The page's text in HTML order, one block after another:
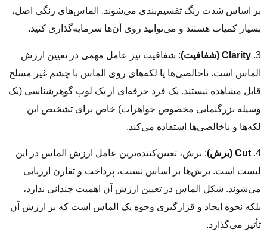
بر اساس شدت رنگ تقسیم‌بندی می‌شوند. الماس‌های رنگی اصل،
بسیار کمیاب هستند و می‌توانید روی آن‌ها سرمایه‌گذاری کنید.
3.
: شفافیت نیز عامل مهمی در تعیین ارزش
الماس است. ناخالصی‌ها یا لکه‌های روی الماس با چشم غیر مسلح
قابل‌ مشاهده نیستند. یک فرد حرفه‌ای از یک لوپ گوهرشناسی (یک
وسیله بزرگنمایی مخصوص جواهرات) خاص برای تشخیص این
لکه‌ها و ناخالصی‌ها استفاده می‌کند.
4. Cut (برش)
: برش، تعیین‌کننده‌ترین عامل ارزش الماس در این
لیست است. برش‌ها بر اساس نسبت، پرداخت و تقارن ارزیابی
می‌شوند. شکل الماس در تعیین ارزش آن اهمیت چندانی ندارد،
بلکه نحوه ایجاد و قرارگیری وجوه یک الماس است که بر ارزش آن
تأثیر می‌گذارد.